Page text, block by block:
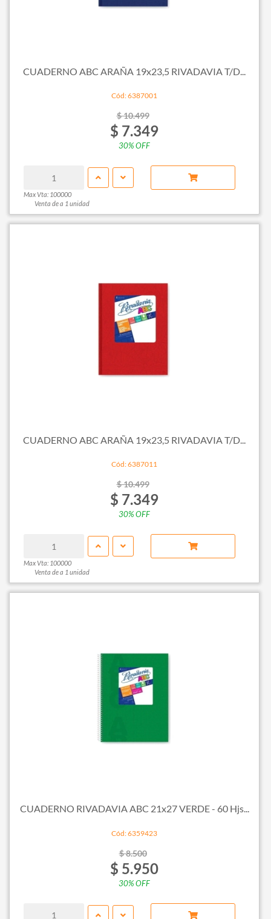
CUADERNO ABC ARAÑA 19x23,5 RIVADAVIA T/D...
Cód: 6387001
$ 10.499
$ 7.349
30% OFF
Max Vta: 100000
Venta de a 1 unidad
CUADERNO ABC ARAÑA 19x23,5 RIVADAVIA T/D...
Cód: 6387011
$ 10.499
$ 7.349
30% OFF
Max Vta: 100000
Venta de a 1 unidad
CUADERNO RIVADAVIA ABC 21x27 VERDE - 60 Hjs...
Cód: 6359423
$ 8.500
$ 5.950
30% OFF